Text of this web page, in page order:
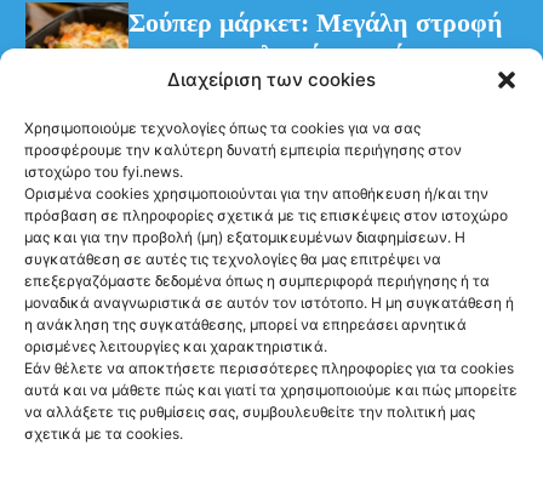
Διαχείριση των cookies
Χρησιμοποιούμε τεχνολογίες όπως τα cookies για να σας
προσφέρουμε την καλύτερη δυνατή εμπειρία περιήγησης στον
ιστοχώρο του fyi.news.
Ορισμένα cookies χρησιμοποιούνται για την αποθήκευση ή/και την
πρόσβαση σε πληροφορίες σχετικά με τις επισκέψεις στον ιστοχώρο
μας και για την προβολή (μη) εξατομικευμένων διαφημίσεων. Η
συγκατάθεση σε αυτές τις τεχνολογίες θα μας επιτρέψει να
επεξεργαζόμαστε δεδομένα όπως η συμπεριφορά περιήγησης ή τα
μοναδικά αναγνωριστικά σε αυτόν τον ιστότοπο. Η μη συγκατάθεση ή
η ανάκληση της συγκατάθεσης, μπορεί να επηρεάσει αρνητικά
ορισμένες λειτουργίες και χαρακτηριστικά.
Εάν θέλετε να αποκτήσετε περισσότερες πληροφορίες για τα cookies
αυτά και να μάθετε πώς και γιατί τα χρησιμοποιούμε και πώς μπορείτε
να αλλάξετε τις ρυθμίσεις σας, συμβουλευθείτε την πολιτική μας
σχετικά με τα cookies.
Σούπερ μάρκετ: Μεγάλη στροφή
των καταναλωτών στα έτοιμα
γεύματα
Ακολούθησέ μας
Newsletter